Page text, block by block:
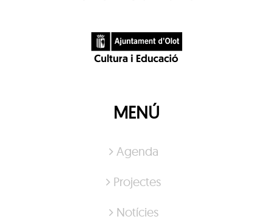
MENÚ
Agenda
Projectes
Notícies